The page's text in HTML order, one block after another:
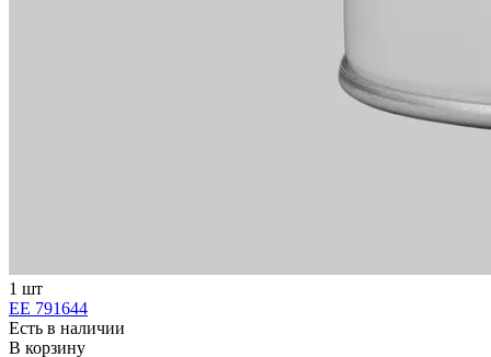
1 шт
ЕЕ 791644
Есть в наличии
В корзину